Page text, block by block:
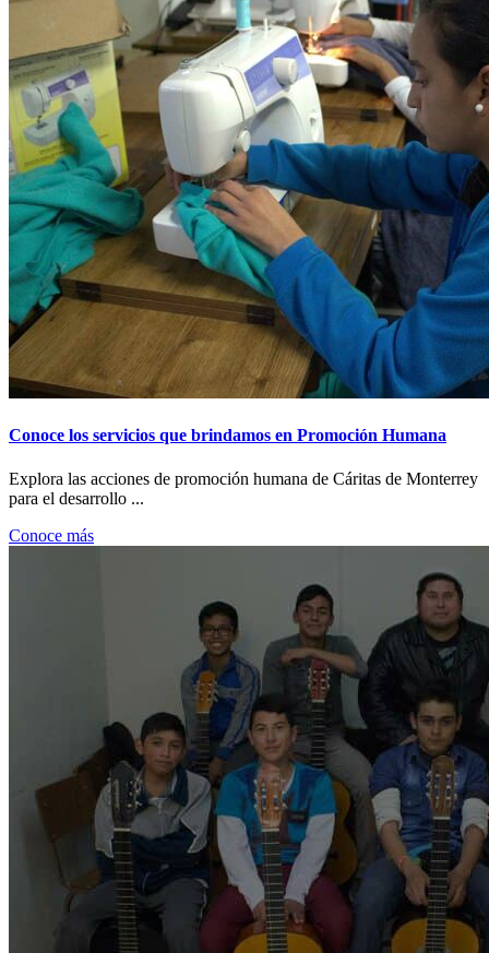
Conoce los servicios que brindamos en Promoción Humana
Explora las acciones de promoción humana de Cáritas de Monterrey
para el desarrollo ...
Conoce más